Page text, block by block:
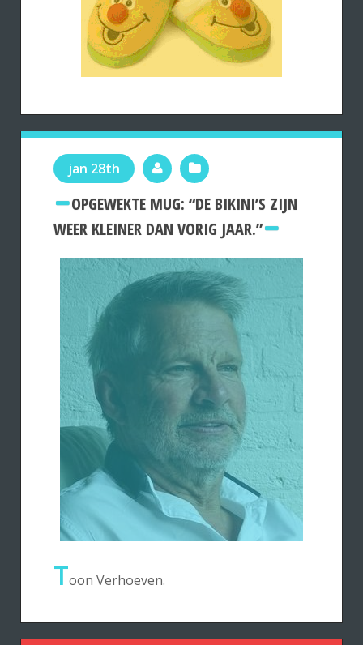
jan 28th
OPGEWEKTE MUG: “DE BIKINI’S ZIJN
WEER KLEINER DAN VORIG JAAR.”
Toon Verhoeven.